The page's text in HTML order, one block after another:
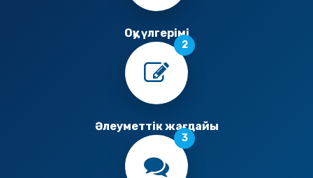
Оқу үлгерімі
Әлеуметтік жағдайы